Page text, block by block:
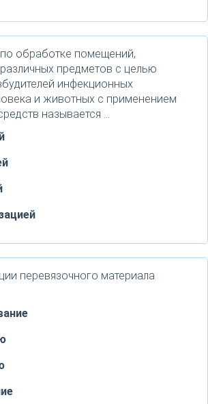
обработке помещений,
предметов с целью
инфекционных
и животных с применением
называется …
перевязочного материала